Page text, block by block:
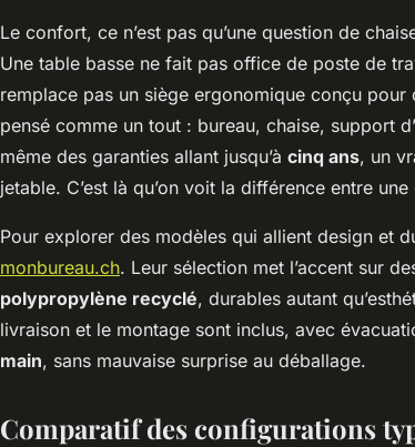
Le confort, ce n’est pas qu’une question de
Une table basse ne fait pas office de poste de
remplace pas un siège ergonomique conçu pour
pensé comme un tout : bureau, chaise, support
même des garanties allant jusqu’à cinq ans, un
jetable. C’est là qu’on voit la différence entre
Pour explorer des modèles qui allient design et
monbureau.ch. Leur sélection met l’accent sur
polypropylène recyclé, durables autant
livraison et le montage sont inclus, avec
main, sans mauvaise surprise au déballage.
Comparatif des configurations